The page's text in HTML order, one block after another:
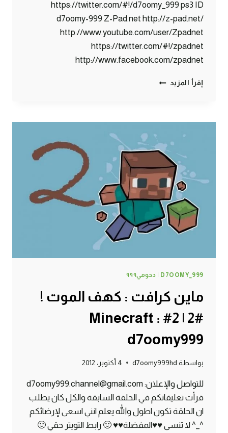
https://twitter.com/#!/d7oomy_999 ps3 ID
d7oomy-999 Z-Pad.net http://z-pad.net/
http://www.youtube.com/user/Zpadnet
https://twitter.com/#!/zpadnet
http://www.facebook.com/zpadnet
إقرأ المزيد ماين
بيت
الأحلام
#3
|
3#
MINECRAFT
:
D7OOMY999
D7OOMY_999 | دحومي٩٩٩
ماين كرافت : كهف الموت !
#2 | 2# Minecraft :
d7oomy999
بواسطة d7oomy999hd 4 أكتوبر، 2012
للتواصل والإعلان: d7oomy999.channel@gmail.com
قرأت تعليقاتكم في الحلقة السابقة والكل كان يطلب
ان الحلقة تكون اطول والله يعلم انني اسعى لإرضائكم
^_^ لا تنسى ♥♥المفضلة♥♥ 🙂 رابط التويتر حقي 🙂